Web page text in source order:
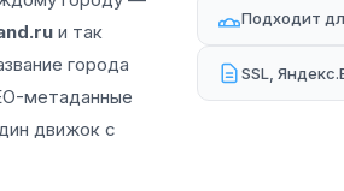
и так
города
метаданные
движок с
Подходит
SSL,